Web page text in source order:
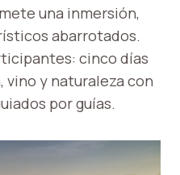
una inmersión,
abarrotados.
cinco días
vino y naturaleza con
por guías.